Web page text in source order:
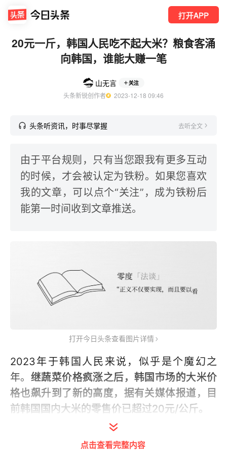
打开APP
20元一斤，韩国人民吃不起大米？粮食客涌
向韩国，谁能大赚一笔
山无言 关注
头条新锐创作者
  2023-12-18 09:46
头条听资讯，时事尽掌握 去听全文
由于平台规则，只有当您跟我有更多互动
的时候，才会被认定为铁粉。如果您喜欢
我的文章，可以点个“关注”，成为铁粉后
能第一时间收到文章推送。
打开今日头条查看图片详情
2023年于韩国人民来说，似乎是个魔幻之
年。 继蔬菜价格疯涨之后，韩国市场的大米价
格也飙升到了新的高度，据有关媒体报道，目
前韩国国内大米的零售价已超过20元/公斤。
大米价格高涨后，有人欢喜有人愁。
点击查看完整内容